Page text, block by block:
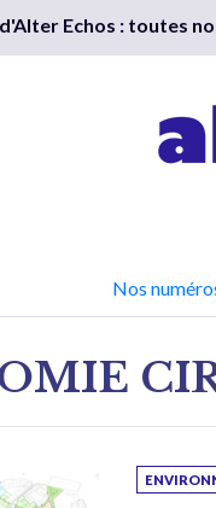
Echos : toutes
Nos